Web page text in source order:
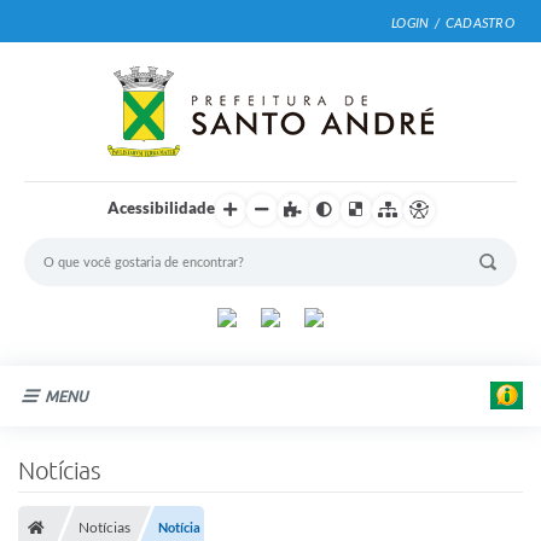
LOGIN / CADASTRO
Acessibilidade
MENU
Notícias
Notícias Notícia